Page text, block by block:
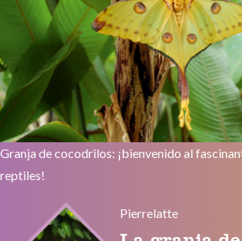
Granja de cocodrilos: ¡bienvenido al
reptiles!
Pierrelatte